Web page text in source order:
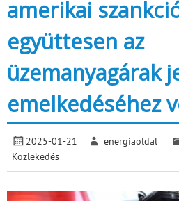
amerikai
együttesen az
üzemanyagárak
emelkedéséhez
2025-01-21 energiaoldal
Közlekedés